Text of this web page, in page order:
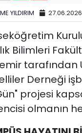
YILDIRIM
Bilimleri
tarafından
Derneği
projesi
olmanın